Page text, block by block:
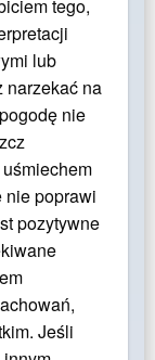
tego,
lub
narzekać na
nie
nie poprawi
pozytywne
Jeśli